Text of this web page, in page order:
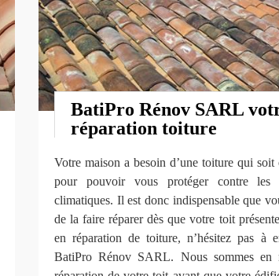
BatiPro Rénov SARL
réparation toiture
Votre maison a besoin d’une toiture qui soit
pour pouvoir vous protéger contre les
climatiques. Il est donc indispensable que
de la faire réparer dès que votre toit
en réparation de toiture, n’hésitez pas à
BatiPro Rénov SARL. Nous sommes en